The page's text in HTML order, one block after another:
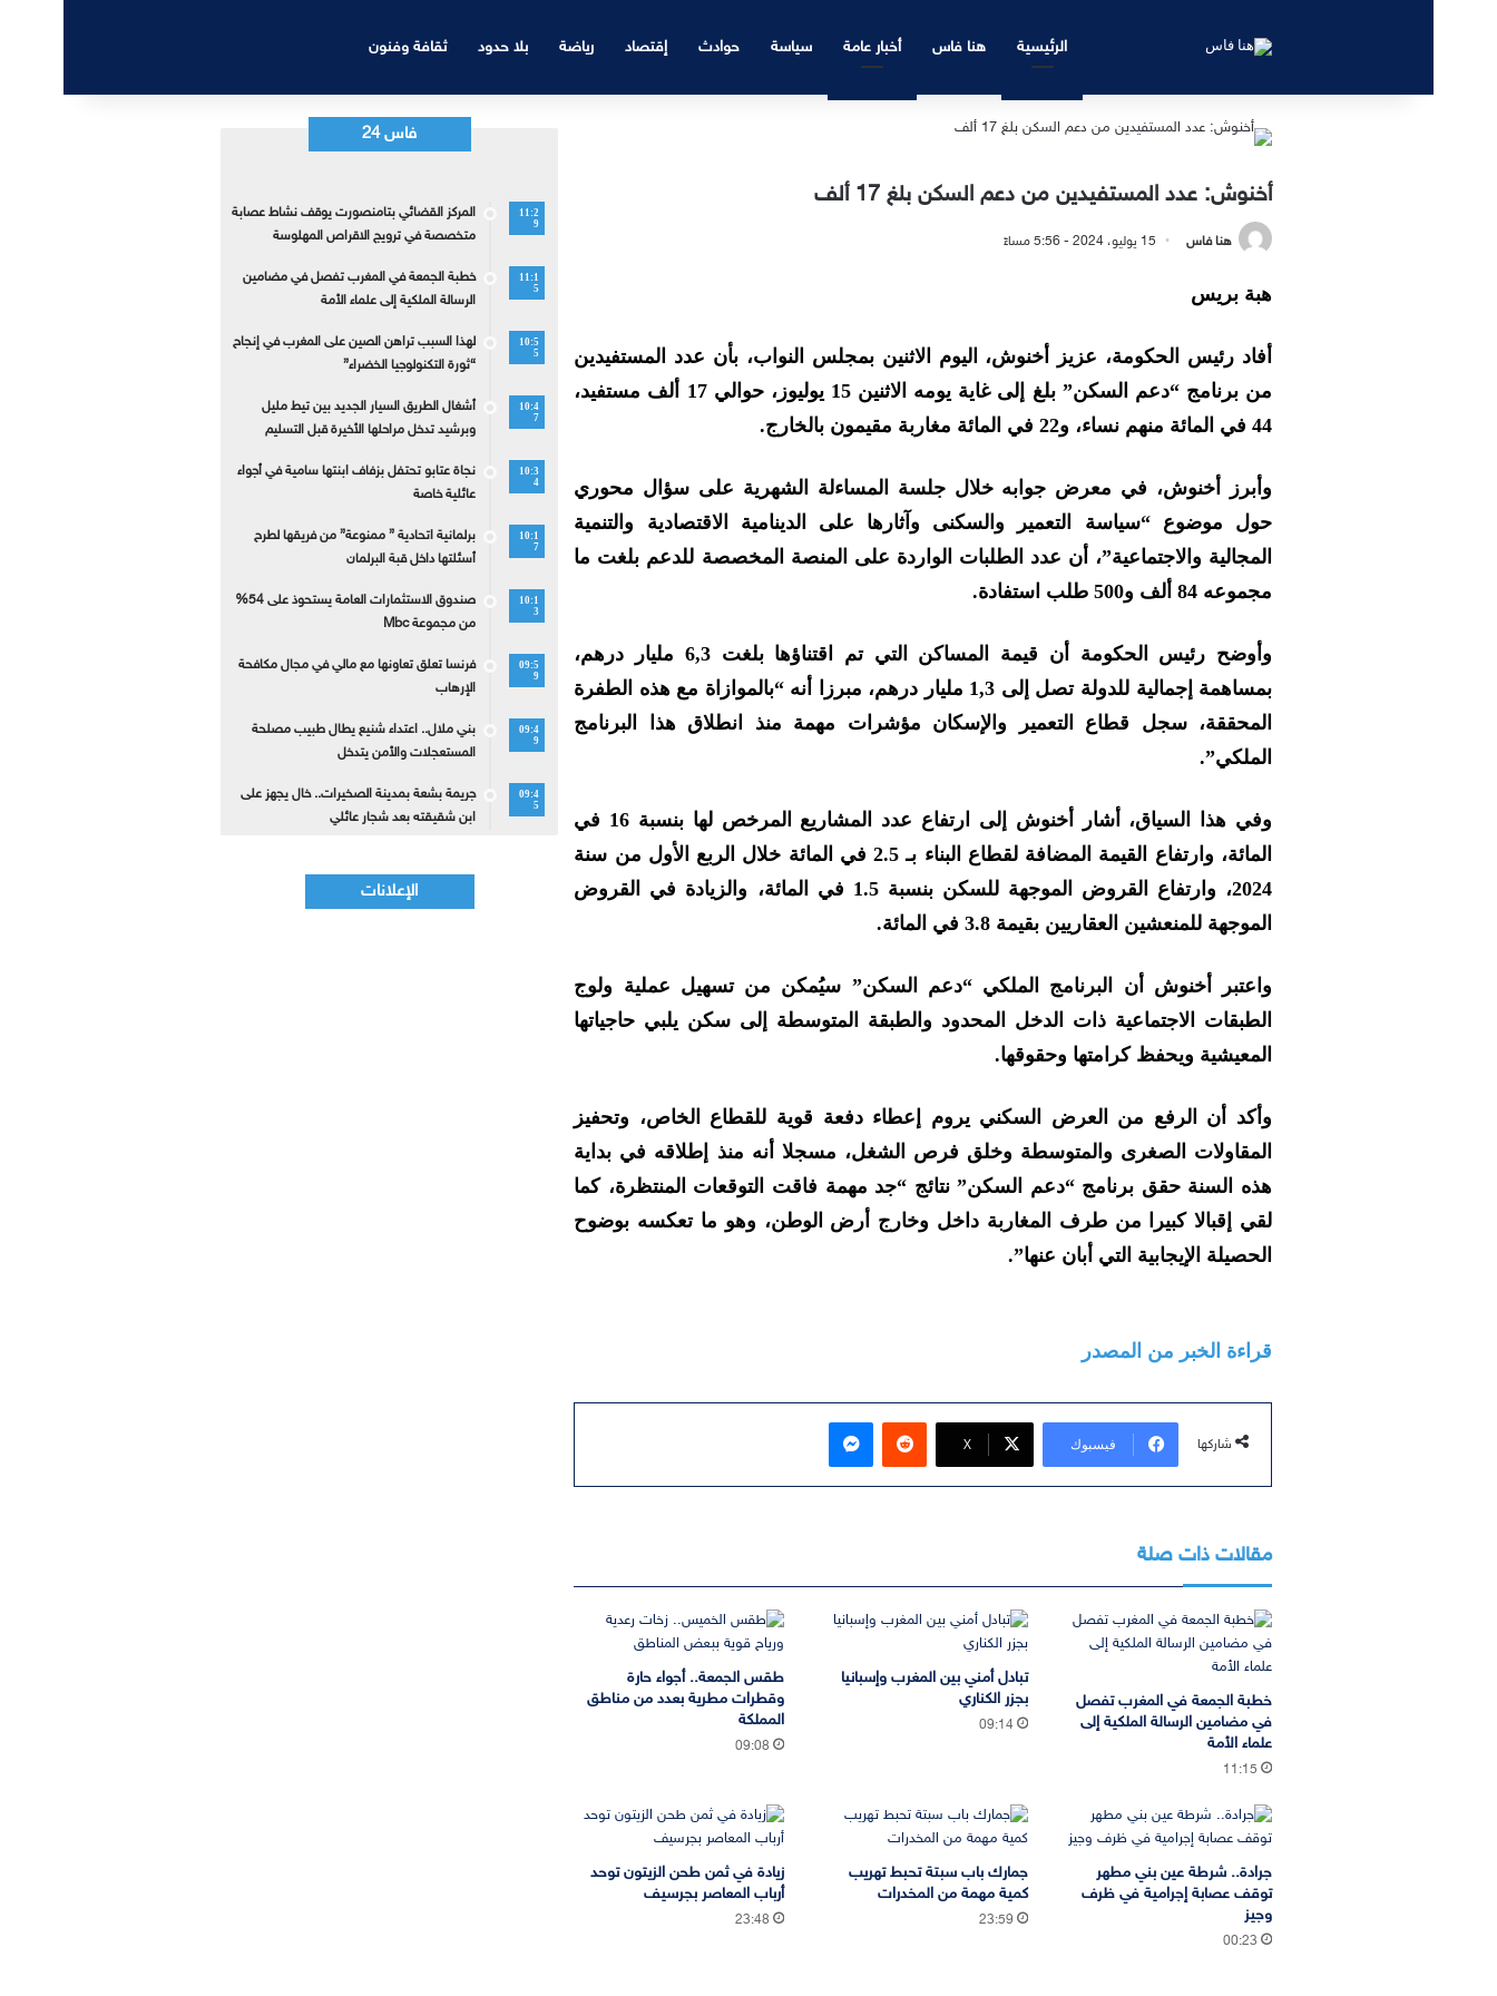
الرئيسية هنا فاس أخبار عامة سياسة حوادث إقتصاد رياضة بلا حدود ثقافة وفنون
أخنوش: عدد المستفيدين من دعم السكن بلغ 17 ألف
هنا فاس 15 يوليو، 2024 - 5:56 مساءً
هبة بريس
أفاد رئيس الحكومة، عزيز أخنوش، اليوم الاثنين بمجلس النواب، بأن عدد المستفيدين
من برنامج “دعم السكن” بلغ إلى غاية يومه الاثنين 15 يوليوز، حوالي 17 ألف مستفيد،
44 في المائة منهم نساء، و22 في المائة مغاربة مقيمون بالخارج.
وأبرز أخنوش، في معرض جوابه خلال جلسة المساءلة الشهرية على سؤال محوري
حول موضوع “سياسة التعمير والسكنى وآثارها على الدينامية الاقتصادية والتنمية
المجالية والاجتماعية”، أن عدد الطلبات الواردة على المنصة المخصصة للدعم بلغت ما
مجموعه 84 ألف و500 طلب استفادة.
وأوضح رئيس الحكومة أن قيمة المساكن التي تم اقتناؤها بلغت 6,3 مليار درهم،
بمساهمة إجمالية للدولة تصل إلى 1,3 مليار درهم، مبرزا أنه “بالموازاة مع هذه الطفرة
المحققة، سجل قطاع التعمير والإسكان مؤشرات مهمة منذ انطلاق هذا البرنامج
الملكي”.
وفي هذا السياق، أشار أخنوش إلى ارتفاع عدد المشاريع المرخص لها بنسبة 16 في
المائة، وارتفاع القيمة المضافة لقطاع البناء بـ 2.5 في المائة خلال الربع الأول من سنة
2024، وارتفاع القروض الموجهة للسكن بنسبة 1.5 في المائة، والزيادة في القروض
الموجهة للمنعشين العقاريين بقيمة 3.8 في المائة.
واعتبر أخنوش أن البرنامج الملكي “دعم السكن” سيُمكن من تسهيل عملية ولوج
الطبقات الاجتماعية ذات الدخل المحدود والطبقة المتوسطة إلى سكن يلبي حاجياتها
المعيشية ويحفظ كرامتها وحقوقها.
وأكد أن الرفع من العرض السكني يروم إعطاء دفعة قوية للقطاع الخاص، وتحفيز
المقاولات الصغرى والمتوسطة وخلق فرص الشغل، مسجلا أنه منذ إطلاقه في بداية
هذه السنة حقق برنامج “دعم السكن” نتائج “جد مهمة فاقت التوقعات المنتظرة، كما
لقي إقبالا كبيرا من طرف المغاربة داخل وخارج أرض الوطن، وهو ما تعكسه بوضوح
الحصيلة الإيجابية التي أبان عنها”.
قراءة الخبر من المصدر
شاركها فيسبوك ‫X
ماسنجر
مقالات ذات صلة
خطبة الجمعة في المغرب تفصل
في مضامين الرسالة الملكية إلى
علماء الأمة
11:15
تبادل أمني بين المغرب وإسبانيا
بجزر الكناري
09:14
طقس الجمعة.. أجواء حارة
وقطرات مطرية بعدد من مناطق
المملكة
09:08
جرادة.. شرطة عين بني مطهر
توقف عصابة إجرامية في ظرف
وجيز
00:23
جمارك باب سبتة تحبط تهريب
كمية مهمة من المخدرات
23:59
زيادة في ثمن طحن الزيتون توحد
أرباب المعاصر بجرسيف
23:48
فاس 24
11:2
9
المركز القضائي بتامنصورت يوقف نشاط عصابة
متخصصة في ترويج الاقراص المهلوسة
11:1
5
خطبة الجمعة في المغرب تفصل في مضامين
الرسالة الملكية إلى علماء الأمة
10:5
5
لهذا السبب تراهن الصين على المغرب في إنجاح
“ثورة التكنولوجيا الخضراء”
10:4
7
أشغال الطريق السيار الجديد بين تيط مليل
وبرشيد تدخل مراحلها الأخيرة قبل التسليم
10:3
4
نجاة عتابو تحتفل بزفاف ابنتها سامية في أجواء
عائلية خاصة
10:1
7
برلمانية اتحادية ” ممنوعة” من فريقها لطرح
أسئلتها داخل قبة البرلمان
10:1
3
صندوق الاستثمارات العامة يستحوذ على 54%
من مجموعة Mbc
09:5
9
فرنسا تعلق تعاونها مع مالي في مجال مكافحة
الإرهاب
09:4
9
بني ملال.. اعتداء شنيع يطال طبيب مصلحة
المستعجلات والأمن يتدخل
09:4
5
جريمة بشعة بمدينة الصخيرات.. خال يجهز على
ابن شقيقته بعد شجار عائلي
الإعلانات